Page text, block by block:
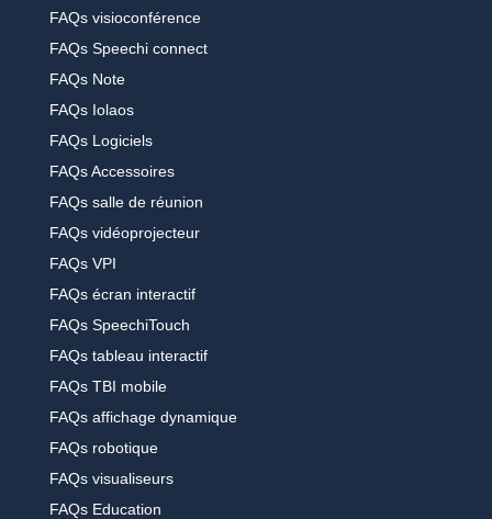
FAQs visioconférence
FAQs Speechi connect
FAQs Note
FAQs Iolaos
FAQs Logiciels
FAQs Accessoires
FAQs salle de réunion
FAQs vidéoprojecteur
FAQs VPI
FAQs écran interactif
FAQs SpeechiTouch
FAQs tableau interactif
FAQs TBI mobile
FAQs affichage dynamique
FAQs robotique
FAQs visualiseurs
FAQs Education